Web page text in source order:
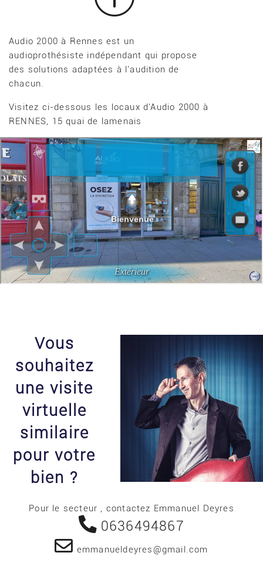
Audio 2000 à Rennes est un
audioprothésiste indépendant qui propose
des solutions adaptées à l'audition de
chacun.
Visitez ci-dessous les locaux d'Audio 2000 à
RENNES, 15 quai de lamenais
Vous
souhaitez
une visite
virtuelle
similaire
pour votre
bien ?
Pour le secteur , contactez Emmanuel Deyres
0636494867
emmanueldeyres@gmail.com